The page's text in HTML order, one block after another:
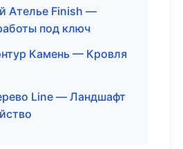
Ателье Finish —
под ключ
Камень — Кровля
Line — Ландшафт